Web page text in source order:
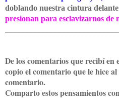
doblando nuestra cintura
presionan para esclavizarnos de
De los comentarios que recibí
copio el comentario que le hice
comentario.
Comparto estos pensamientos